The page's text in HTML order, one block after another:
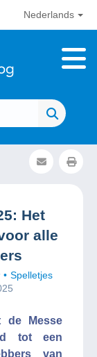
Nederlands
Het
alle
Spelletjes
de Messe
tot een
van